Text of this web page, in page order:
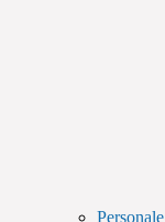
Personale